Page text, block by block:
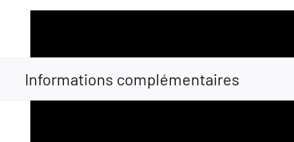
Informations complémentaires